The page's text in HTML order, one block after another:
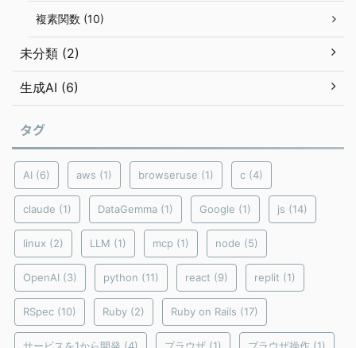
複素関数 (10)
未分類 (2)
生成AI (6)
タグ
AI (6) aws (1) browseruse (1) c (4)
claude (1) DataGemma (1) Google (1) js (14)
linux (2) LLM (1) mcp (1) node (5)
OpenAI (3) python (11) react (9) replit (1)
RSpec (10) Ruby (2) Ruby on Rails (17)